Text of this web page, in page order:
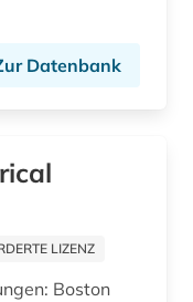
Datenbank
LIZENZ